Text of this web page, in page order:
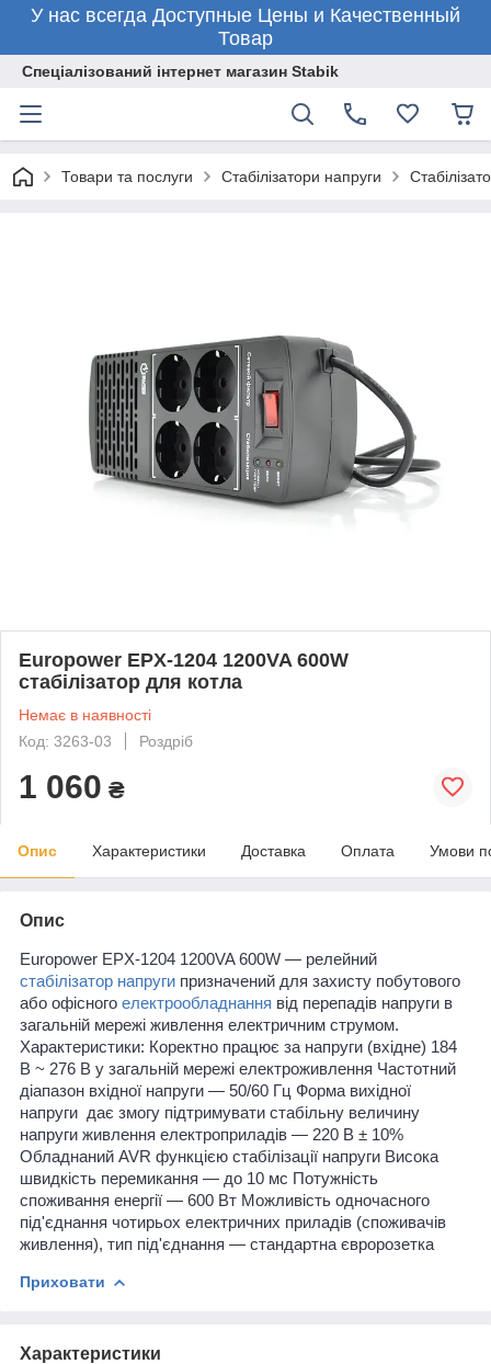
У нас всегда Доступные Цены и Качественный
Товар
Спеціалізований інтернет магазин Stabik
Товари та послуги Стабілізатори напруги
Europower EPX-1204 1200VA 600W
стабілізатор для котла
Немає в наявності
Код: 3263-03
Роздріб
1 060 ₴
Опис Характеристики Доставка Оплата Умови
Опис
Europower EPX-1204 1200VA 600W — релейний
стабілізатор напруги призначений для захисту побутового
або офісного електрообладнання від перепадів напруги в
загальній мережі живлення електричним струмом.
Характеристики: Коректно працює за напруги (вхідне) 184
В ~ 276 В у загальній мережі електроживлення Частотний
діапазон вхідної напруги — 50/60 Гц Форма вихідної
напруги дає змогу підтримувати стабільну величину
напруги живлення електроприладів — 220 В ± 10%
Обладнаний AVR функцією стабілізації напруги Висока
швидкість перемикання — до 10 мс Потужність
споживання енергії — 600 Вт Можливість одночасного
під'єднання чотирьох електричних приладів (споживачів
живлення), тип під'єднання — стандартна євророзетка
Приховати
Характеристики